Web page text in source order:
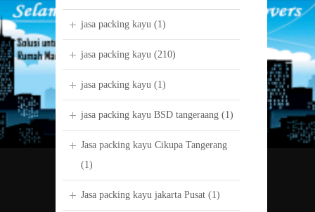
jasa packing kayu (1)
jasa packing kayu (210)
jasa packing kayu (1)
jasa packing kayu BSD tangeraang (1)
Jasa packing kayu Cikupa Tangerang
(1)
Jasa packing kayu jakarta Pusat (1)